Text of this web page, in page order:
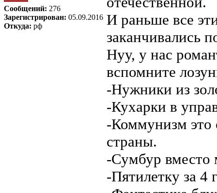
Сообщений: 276
Зарегистрирован: 05.09.2016
Откуда: рф
И раньше все
заканчивались
Нуу, у нас
вспомните
-Нужники из
-Кухарки в
-Коммунизм это
страны.
-Сумбур вместо
-Пятилетку за 4